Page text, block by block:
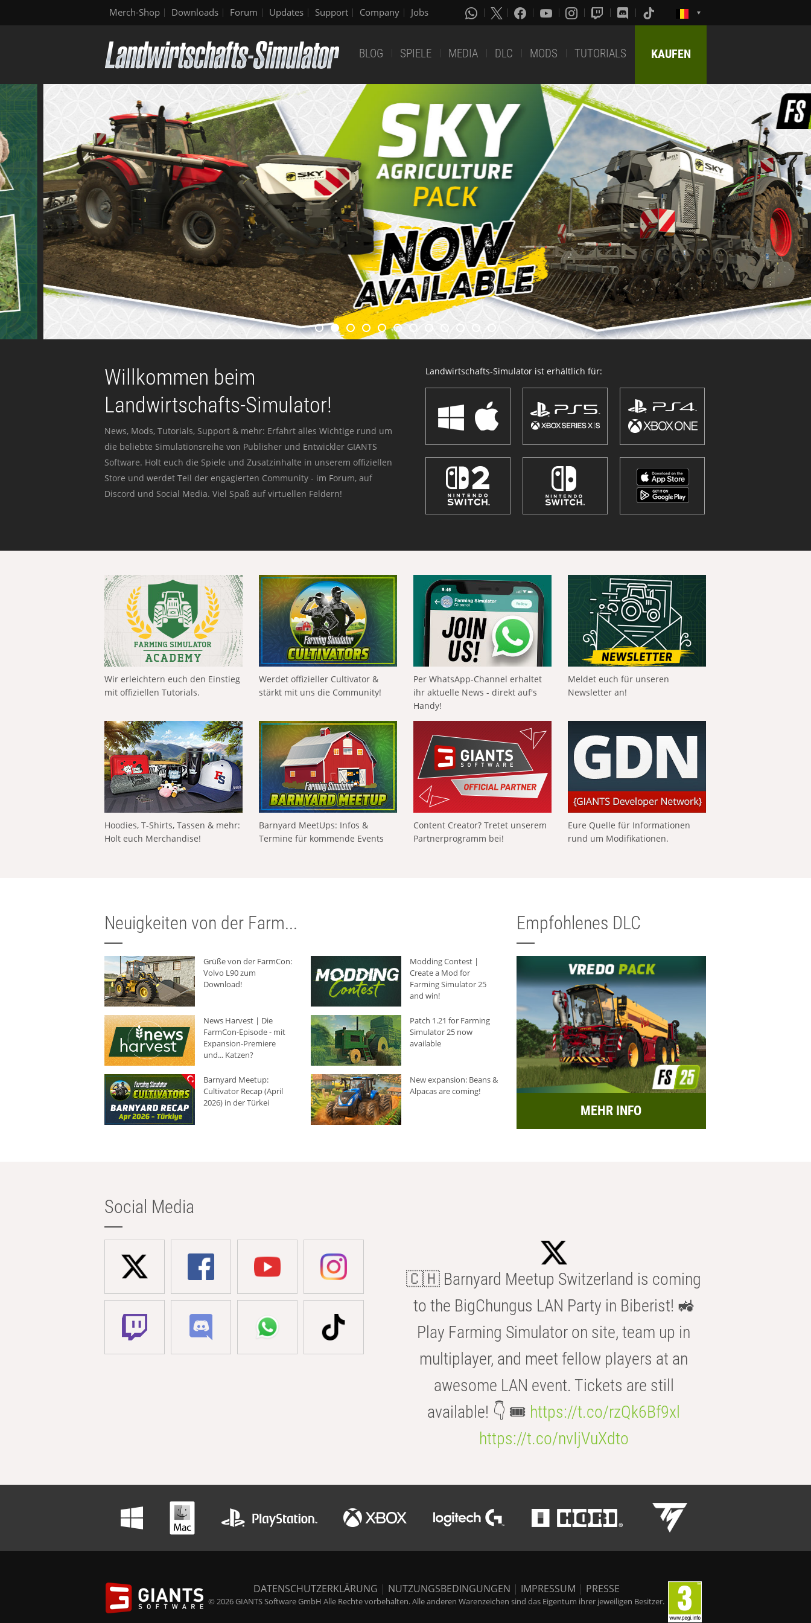
Merch-Shop Downloads Forum Updates Support Company Jobs
BLOG SPIELE MEDIA DLC MODS TUTORIALS KAUFEN
Willkommen beim
Landwirtschafts-Simulator!
News, Mods, Tutorials, Support & mehr: Erfahrt alles Wichtige rund um
die beliebte Simulationsreihe von Publisher und Entwickler GIANTS
Software. Holt euch die Spiele und Zusatzinhalte in unserem offiziellen
Store und werdet Teil der engagierten Community - im Forum, auf
Discord und Social Media. Viel Spaß auf virtuellen Feldern!
Landwirtschafts-Simulator ist erhältlich für:
Wir erleichtern euch den Einstieg
mit offiziellen Tutorials.
Werdet offizieller Cultivator &
stärkt mit uns die Community!
Per WhatsApp-Channel erhaltet
ihr aktuelle News - direkt auf's
Handy!
Meldet euch für unseren
Newsletter an!
Hoodies, T-Shirts, Tassen & mehr:
Holt euch Merchandise!
Barnyard MeetUps: Infos &
Termine für kommende Events
Content Creator? Tretet unserem
Partnerprogramm bei!
Eure Quelle für Informationen
rund um Modifikationen.
Neuigkeiten von der Farm...
Grüße von der FarmCon:
Volvo L90 zum
Download!
Modding Contest |
Create a Mod for
Farming Simulator 25
and win!
News Harvest | Die
FarmCon-Episode - mit
Expansion-Premiere
und... Katzen?
Patch 1.21 for Farming
Simulator 25 now
available
Barnyard Meetup:
Cultivator Recap (April
2026) in der Türkei
New expansion: Beans &
Alpacas are coming!
Empfohlenes DLC
MEHR INFO
Social Media
🇨🇭 Barnyard Meetup Switzerland is coming
to the BigChungus LAN Party in Biberist! 🚜
Play Farming Simulator on site, team up in
multiplayer, and meet fellow players at an
awesome LAN event. Tickets are still
available! 👇 🎟️ https://t.co/rzQk6Bf9xl
https://t.co/nvIjVuXdto
DATENSCHUTZERKLÄRUNG | NUTZUNGSBEDINGUNGEN | IMPRESSUM | PRESSE
© 2026 GIANTS Software GmbH Alle Rechte vorbehalten. Alle anderen Warenzeichen sind das Eigentum ihrer jeweiligen Besitzer.